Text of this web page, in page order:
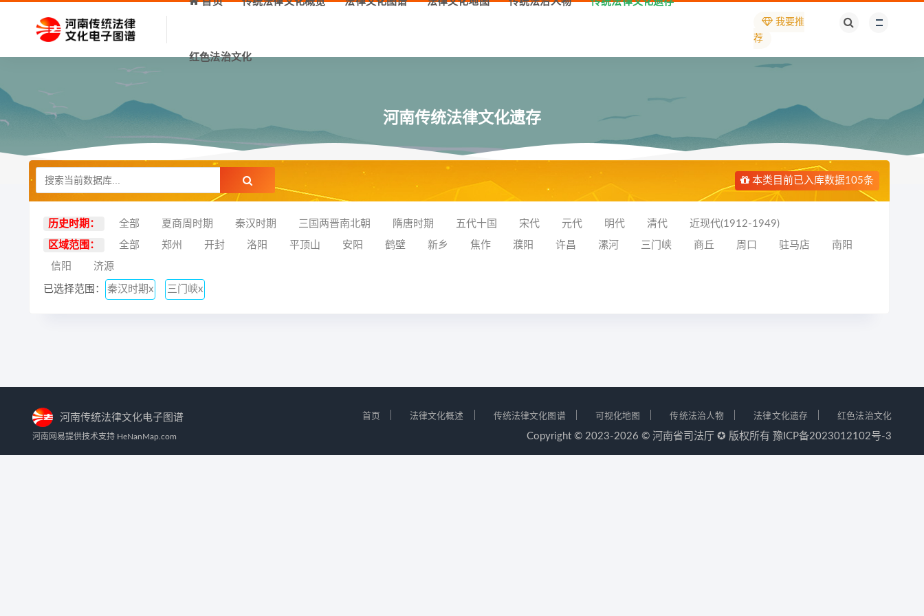
红色法治文化
我要推
荐
河南传统法律文化遗存
本类目前已入库数据105条
历史时期： 全部 夏商周时期 秦汉时期 三国两晋南北朝 隋唐时期 五代十国 宋代 元代 明代 清代 近现代(1912-1949)
区域范围： 全部 郑州 开封 洛阳 平顶山 安阳 鹤壁 新乡 焦作 濮阳 许昌 漯河 三门峡 商丘 周口 驻马店 南阳
信阳 济源
已选择范围： 秦汉时期x 三门峡x
河南传统法律文化电子图谱 首页 法律文化概述 传统法律文化图谱｜ 可视化地图 传统法治人物 法律文化遗存 红色法治文化
河南网易提供技术支持 HeNanMap.com Copyright © 2023-2026 © 河南省司法厅 ✪ 版权所有 豫ICP备2023012102号-3